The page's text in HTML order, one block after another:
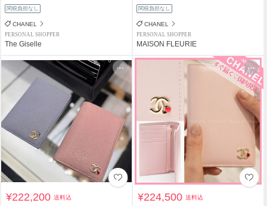
関税負担なし
CHANEL
PERSONAL SHOPPER
The Giselle
関税負担なし
CHANEL
PERSONAL SHOPPER
MAISON FLEURIE
¥222,200送料込 ¥224,500送料込